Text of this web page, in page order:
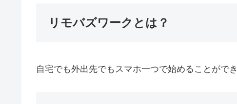
リモバズワークとは？
自宅でも外出先でもスマホ一つで始めることがで